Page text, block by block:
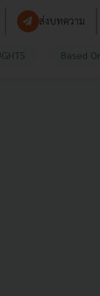
ส่งบทความ
Based